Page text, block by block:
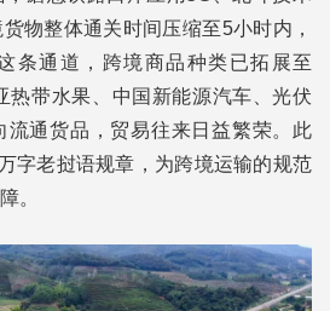
物整体通关时间压缩至5小时内，
条通道，跨境商品种类已拓展至
热带水果、中国新能源汽车、光伏
流通货品，贸易往来日益繁荣。此
字老挝语规章，为跨境运输的规范
。